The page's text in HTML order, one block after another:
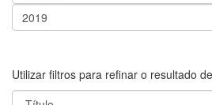
Utilizar filtros para refinar o resultado